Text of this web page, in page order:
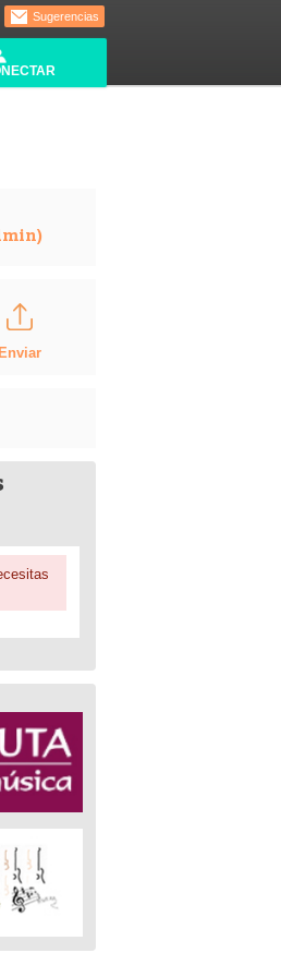
Sugerencias
Enviar